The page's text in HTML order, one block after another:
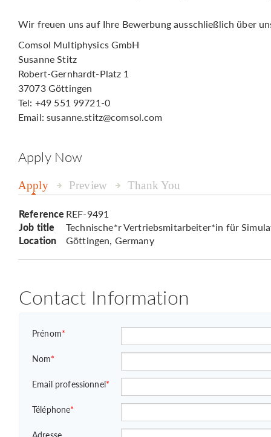
Wir freuen uns auf Ihre Bewerbung ausschließlich über
Comsol Multiphysics GmbH
Susanne Stitz
Robert-Gernhardt-Platz 1
37073 Göttingen
Tel: +49 551 99721-0
Email: susanne.stitz@comsol.com
Apply Now
Apply Preview Thank You
Reference REF-9491
Job title
Technische*r Vertriebsmitarbeiter*in für
Location
Göttingen, Germany
Contact Information
Prénom*
Nom*
Email professionnel*
Téléphone*
Adresse